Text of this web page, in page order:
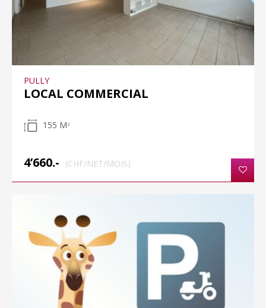
PULLY
LOCAL COMMERCIAL
155 M 2
4’660.- (CHF/NET/MOIS)